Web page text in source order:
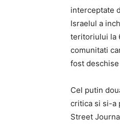
interceptate
Israelul a
teritoriului la
comunitati
fost
Cel putin
critica si si-a
Street